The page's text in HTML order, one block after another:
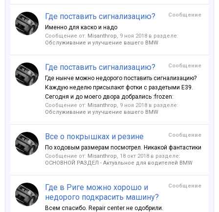
Сообщение
Где поставить сигнализацию?
Именно для каско и надо
Сообщение от: Misanthrop, 9 ноя 2018 в разделе:
Обслуживание и улучшение вашего BMW
Сообщение
Где поставить сигнализацию?
Где нынче можно недорого поставить сигнализацию?
Каждую неделю присылают фотки с раздетыми Е39.
Сегодня и до моего двора добрались :frozen:
Сообщение от: Misanthrop, 9 ноя 2018 в разделе:
Обслуживание и улучшение вашего BMW
Сообщение
Все о покрышках и резине
По ходовым размерам посмотрел. Никакой фантастики
Сообщение от: Misanthrop, 18 окт 2018 в разделе:
ОСНОВНОЙ РАЗДЕЛ - Актуальное для водителей BMW
Сообщение
Где в Риге можно хорошо и
недорого подкрасить машину?
Всем спасибо. Repair center не одобрили.